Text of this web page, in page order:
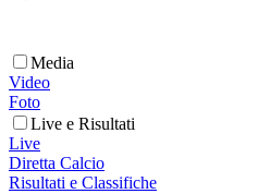
Media
Video
Foto
Live e Risultati
Live
Diretta Calcio
Risultati e Classifiche